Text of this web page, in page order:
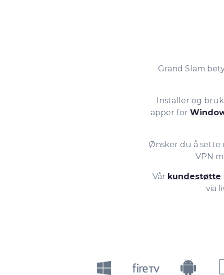
8
9
Grand Slam
Installer og
apper for
Ønsker du å sette
VPN
Vår kundestøtte
via